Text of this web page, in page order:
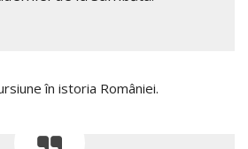
în istoria României.